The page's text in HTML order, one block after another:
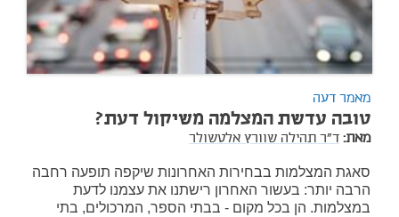
מאמר דעה
טובה עדשת המצלמה משיקול דעת?
מאת: ד"ר תהילה שוורץ אלטשולר
סאגת המצלמות בבחירות האחרונות שיקפה תופעה רחבה
הרבה יותר: בעשור האחרון רישתנו את עצמנו לדעת
במצלמות. הן בכל מקום - בבתי הספר, המרכולים, בתי